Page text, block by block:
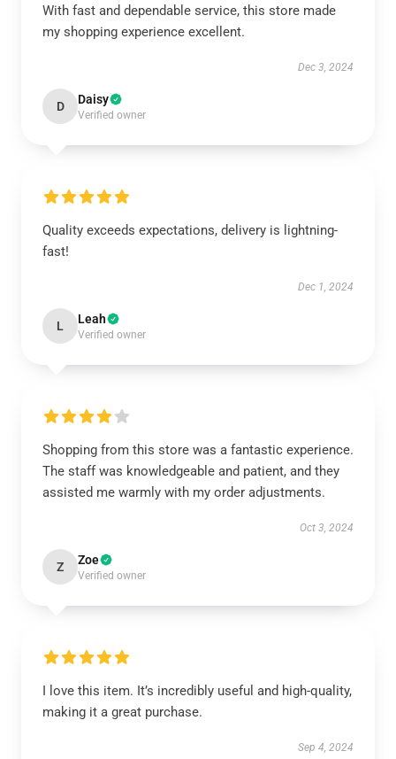
With fast and dependable service, this store made
my shopping experience excellent.
Dec 3, 2024
D Daisy
Verified owner
Quality exceeds expectations, delivery is lightning-
fast!
Dec 1, 2024
L Leah
Verified owner
Shopping from this store was a fantastic experience.
The staff was knowledgeable and patient, and they
assisted me warmly with my order adjustments.
Oct 3, 2024
Z Zoe
Verified owner
I love this item. It’s incredibly useful and high-quality,
making it a great purchase.
Sep 4, 2024